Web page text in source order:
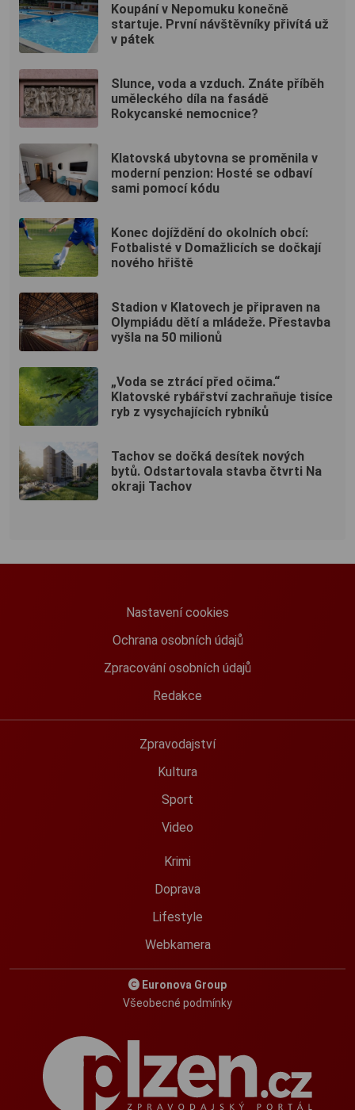
Koupání v Nepomuku konečně
startuje. První návštěvníky přivítá už
v pátek
Slunce, voda a vzduch. Znáte příběh
uměleckého díla na fasádě
Rokycanské nemocnice?
Klatovská ubytovna se proměnila v
moderní penzion: Hosté se odbaví
sami pomocí kódu
Konec dojíždění do okolních obcí:
Fotbalisté v Domažlicích se dočkají
nového hřiště
Stadion v Klatovech je připraven na
Olympiádu dětí a mládeže. Přestavba
vyšla na 50 milionů
„Voda se ztrácí před očima.“
Klatovské rybářství zachraňuje tisíce
ryb z vysychajících rybníků
Tachov se dočká desítek nových
bytů. Odstartovala stavba čtvrti Na
okraji Tachov
Nastavení cookies
Ochrana osobních údajů
Zpracování osobních údajů
Redakce
Zpravodajství
Kultura
Sport
Video
Krimi
Doprava
Lifestyle
Webkamera
Euronova Group
Všeobecné podmínky